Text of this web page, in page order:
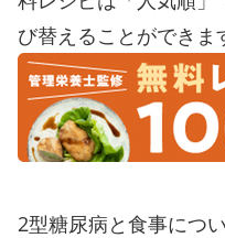
び替えることができま
2型糖尿病と食事につ